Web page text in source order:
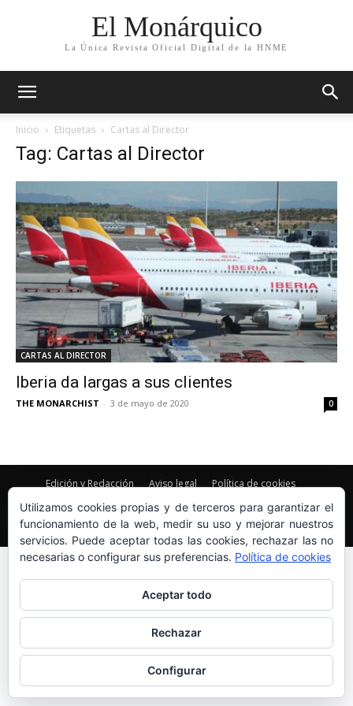
El Monárquico
La Única Revista Oficial Digital de la HNME
Inicio Etiquetas Cartas al Director
Tag: Cartas al Director
CARTAS AL DIRECTOR
Iberia da largas a sus clientes
THE MONARCHIST - 3 de mayo de 2020 0
Edición y Redacción Aviso legal
Política de cookies
Más información sobre las cookies
© Newspaper WordPress Theme by TagDiv
Utilizamos cookies propias y de terceros para garantizar el
funcionamiento de la web, medir su uso y mejorar nuestros
servicios. Puede aceptar todas las cookies, rechazar las no
necesarias o configurar sus preferencias. Política de cookies
Aceptar todo
Rechazar
Configurar